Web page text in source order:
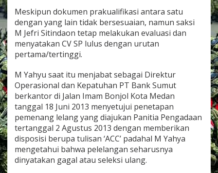
i
d
i
P
e
a
d
l
a
n
T
p
i
k
Meskipun dokumen prakualifikasi antara satu
dengan yang lain tidak bersesuaian, namun saksi
M Jefri Sitindaon tetap melakukan evaluasi dan
menyatakan CV SP lulus dengan urutan
pertama/tertinggi.
M Yahyu saat itu menjabat sebagai Direktur
Operasional dan Kepatuhan PT Bank Sumut
berkantor di Jalan Imam Bonjol Kota Medan
tanggal 18 Juni 2013 menyetujui penetapan
pemenang lelang yang diajukan Panitia Pengadaan
tertanggal 2 Agustus 2013 dengan memberikan
disposisi berupa tulisan ‘ACC’ padahal M Yahya
mengetahui bahwa pelelangan seharusnya
dinyatakan gagal atau seleksi ulang.